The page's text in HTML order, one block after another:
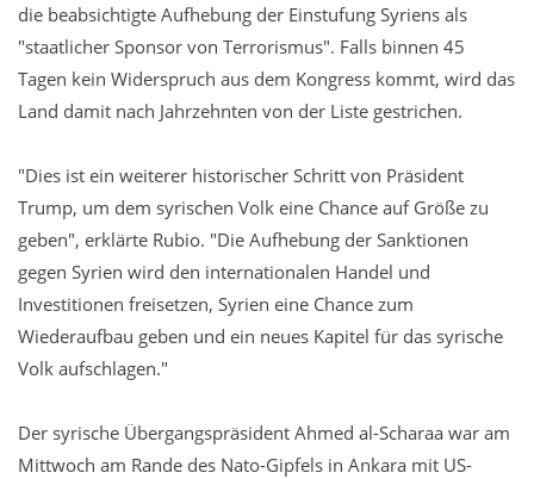
die beabsichtigte Aufhebung der Einstufung Syriens als
"staatlicher Sponsor von Terrorismus". Falls binnen 45
Tagen kein Widerspruch aus dem Kongress kommt, wird das
Land damit nach Jahrzehnten von der Liste gestrichen.
"Dies ist ein weiterer historischer Schritt von Präsident
Trump, um dem syrischen Volk eine Chance auf Größe zu
geben", erklärte Rubio. "Die Aufhebung der Sanktionen
gegen Syrien wird den internationalen Handel und
Investitionen freisetzen, Syrien eine Chance zum
Wiederaufbau geben und ein neues Kapitel für das syrische
Volk aufschlagen."
Der syrische Übergangspräsident Ahmed al-Scharaa war am
Mittwoch am Rande des Nato-Gipfels in Ankara mit US-